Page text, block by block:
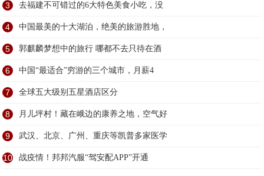
3 去福建不可错过的6大特色美食小吃，没
4 中国最美的十大湖泊，绝美的旅游胜地，
5 郭麒麟梦想中的旅行 哪都不去只待在酒
6 中国“最适合”穷游的三个城市，月薪4
7 全球五大级别五星酒店区分
8 月儿坪村！藏在峨边的康养之地，空气好
9 武汉、北京、广州、重庆等凯普多家医学
10 战疫情！邦邦汽服“驾安配APP”开通